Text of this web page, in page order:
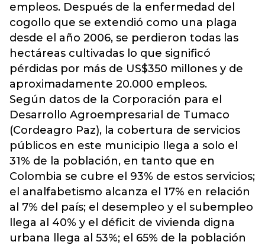
empleos. Después de la enfermedad del
cogollo que se extendió como una plaga
desde el año 2006, se perdieron todas las
hectáreas cultivadas lo que significó
pérdidas por más de US$350 millones y de
aproximadamente 20.000 empleos.
Según datos de la Corporación para el
Desarrollo Agroempresarial de Tumaco
(Cordeagro Paz), la cobertura de servicios
públicos en este municipio llega a solo el
31% de la población, en tanto que en
Colombia se cubre el 93% de estos servicios;
el analfabetismo alcanza el 17% en relación
al 7% del país; el desempleo y el subempleo
llega al 40% y el déficit de vivienda digna
urbana llega al 53%; el 65% de la población